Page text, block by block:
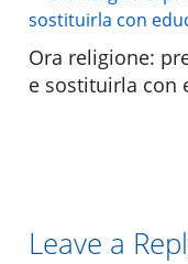
Ora religione:
e sostituirla con
Leave a